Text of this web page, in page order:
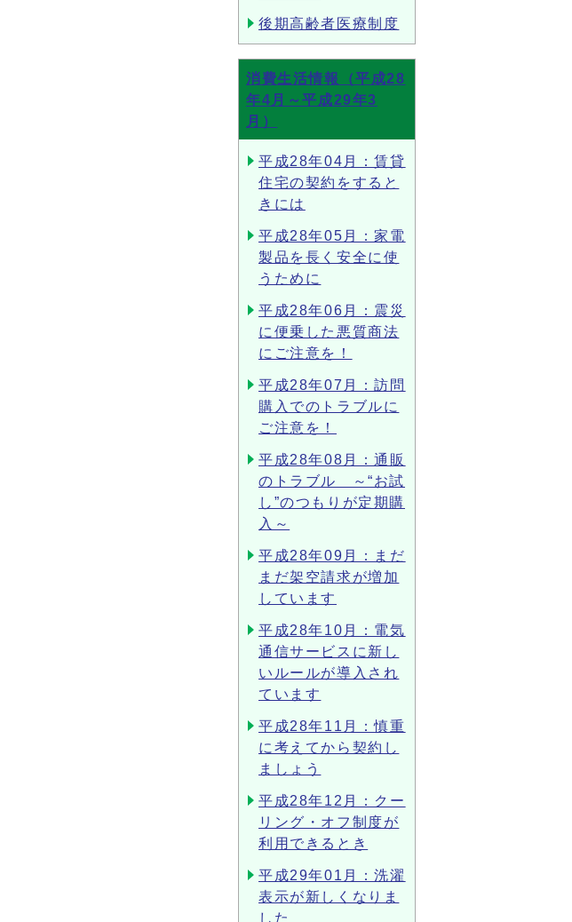
後期高齢者医療制度
消費生活情報（平成28
年4月～平成29年3
月）
平成28年04月：賃貸
住宅の契約をすると
きには
平成28年05月：家電
製品を長く安全に使
うために
平成28年06月：震災
に便乗した悪質商法
にご注意を！
平成28年07月：訪問
購入でのトラブルに
ご注意を！
平成28年08月：通販
のトラブル ～“お試
し”のつもりが定期購
入～
平成28年09月：まだ
まだ架空請求が増加
しています
平成28年10月：電気
通信サービスに新し
いルールが導入され
ています
平成28年11月：慎重
に考えてから契約し
ましょう
平成28年12月：クー
リング・オフ制度が
利用できるとき
平成29年01月：洗濯
表示が新しくなりま
した